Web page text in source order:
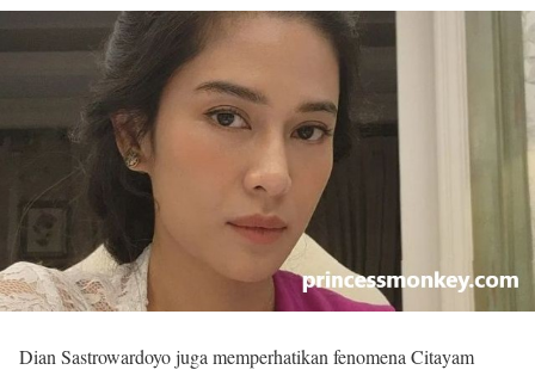
Dian Sastrowardoyo juga memperhatikan fenomena Citayam